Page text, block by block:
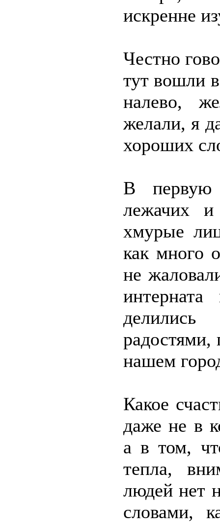
искренне
Честно
тут вошли
налево,
желали, я
хороших
В первую
лежачих
хмурые
как много
не
радостями,
нашем
Какое
даже не в
а в том,
тепла,
людей нет
словами,